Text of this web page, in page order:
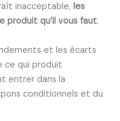
inacceptable,les
produit qu’il vous faut.
et les écarts
ce qui produit
entrer dans la
conditionnels et du